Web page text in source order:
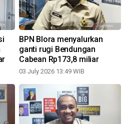
BPN Blora menyalurkan
ganti rugi Bendungan
Cabean Rp173,8 miliar
03 July 2026 13:49 WIB